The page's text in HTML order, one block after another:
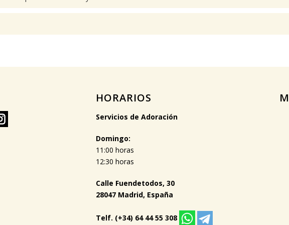
HORARIOS
Servicios de Adoración
Domingo:
11:00 horas
12:30 horas
Calle Fuendetodos, 30
28047 Madrid, España
Telf. (+34) 64 44 55 308